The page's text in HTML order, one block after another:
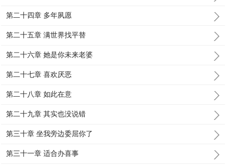
第二十四章 多年夙愿
第二十五章 满世界找平替
第二十六章 她是你未来老婆
第二十七章 喜欢厌恶
第二十八章 如此在意
第二十九章 其实也没说错
第三十章 坐我旁边委屈你了
第三十一章 适合办喜事